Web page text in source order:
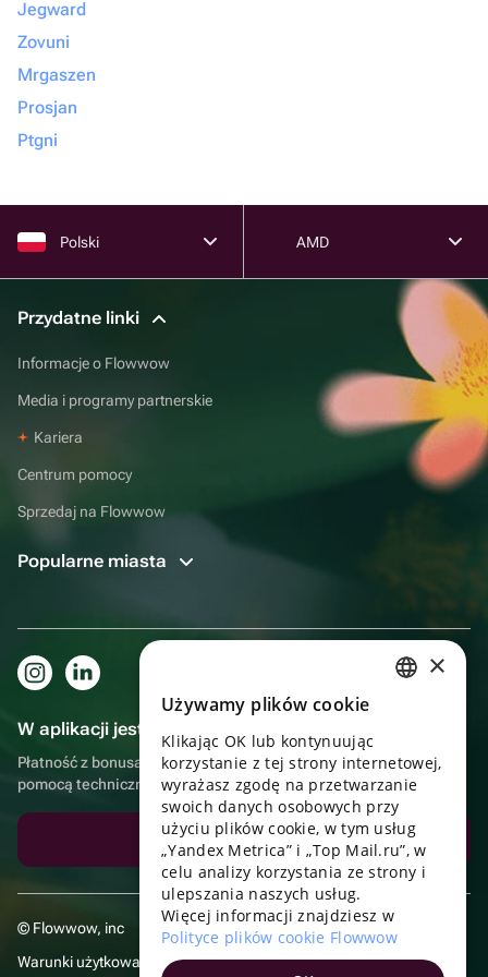
Jegward
Zovuni
Mrgaszen
Prosjan
Ptgni
Polski AMD
Przydatne linki
Informacje o Flowwow
Media i programy partnerskie
Kariera
Centrum pomocy
Sprzedaj na Flowwow
Popularne miasta
W aplikacji jest to jeszcze wygodniejsze!
Płatność z bonusami, samodzielna dostawa, wygodny czat z
pomocą techniczną
Pobierz aplikację
© Flowwow, inc
Warunki użytkowania
UKRAINIAN
PORTUGUESE
SPANISH
×
Używamy plików cookie
Klikając OK lub kontynuując
korzystanie z tej strony internetowej,
wyrażasz zgodę na przetwarzanie
swoich danych osobowych przy
użyciu plików cookie, w tym usług
„Yandex Metrica” i „Top Mail.ru”, w
celu analizy korzystania ze strony i
ulepszania naszych usług.
Więcej informacji znajdziesz w
Polityce plików cookie Flowwow